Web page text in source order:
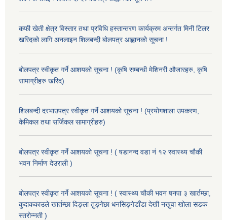
कफी खेती क्षेत्र विस्तार तथा प्रविधि हस्तान्तरण कार्यक्रम अन्तर्गत मिनी टिलर
खरिदको लागि अनलाइन शिलबन्दी बोलपत्र आह्वानको सूचना !
बोलपत्र स्वीकृत गर्ने आशयको सूचना ! (कृषि सम्बन्धी मेशिनरी औजारहरु, कृषि
सामाग्रीहरु खरिद)
शिलबन्दी दरभाउपत्र स्वीकृत गर्ने आशयको सूचना ! (प्रयोगशाला उपकरण,
केमिकल तथा सर्जिकल सामाग्रीहरु)
बोलपत्र स्वीकृत गर्ने आशयको सूचना ! ( षडानन्द वडा नं १२ स्वास्थ्य चौकी
भवन निर्माण देउराली )
बोलपत्र स्वीकृत गर्ने आशयको सूचना ! ( स्वास्थ्य चौकी भवन षनपा ३ खार्तम्छा,
कुदाककाउले खार्तम्छा दिङ्ला तुङ्गेछा धनसिङ्गेडाँडा देखी नखुवा खोला सडक
स्तरोन्नती )